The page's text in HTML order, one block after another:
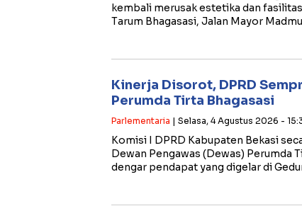
kembali merusak estetika dan
Tarum Bhagasasi, Jalan Mayor
Kinerja Disorot, DPRD
Perumda Tirta Bhagasasi
Parlementaria | Selasa, 4 Agustus 2026 -
​Komisi I DPRD Kabupaten Bekasi
Dewan Pengawas (Dewas) Perumda
dengar pendapat yang digelar di